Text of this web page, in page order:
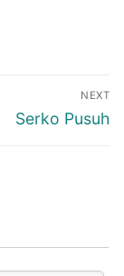
NEXT
Next
Serko Pusuh